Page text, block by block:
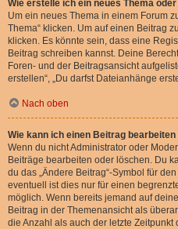
Wie erstelle ich ein neues Thema
Um ein neues Thema in einem Forum
Thema“ klicken. Um auf einen Beitrag
klicken. Es könnte sein, dass eine
Beitrag schreiben kannst. Deine
Foren- und der Beitragsansicht
erstellen“, „Du darfst Dateianhänge
Nach oben
Wie kann ich einen Beitrag
Wenn du nicht Administrator oder
Beiträge bearbeiten oder löschen. Du
du das „Ändere Beitrag“-Symbol für
eventuell ist dies nur für einen
möglich. Wenn bereits jemand auf
Beitrag in der Themenansicht als
die Anzahl als auch der letzte